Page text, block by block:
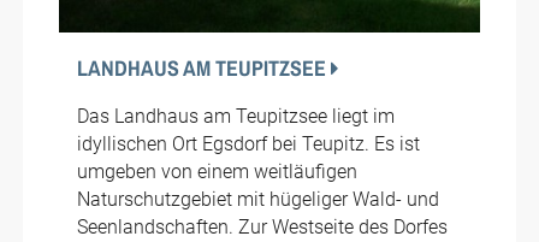
LANDHAUS AM TEUPITZSEE
Das Landhaus am Teupitzsee liegt im
idyllischen Ort Egsdorf bei Teupitz. Es ist
umgeben von einem weitläufigen
Naturschutzgebiet mit hügeliger Wald- und
Seenlandschaften. Zur Westseite des Dorfes